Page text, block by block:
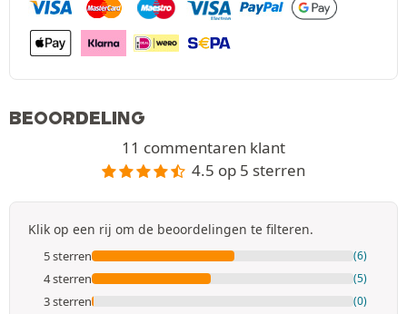
BEOORDELING
11 commentaren klant
4.5 op 5 sterren
Klik op een rij om de beoordelingen te filteren.
5 sterren (6)
4 sterren (5)
3 sterren (0)